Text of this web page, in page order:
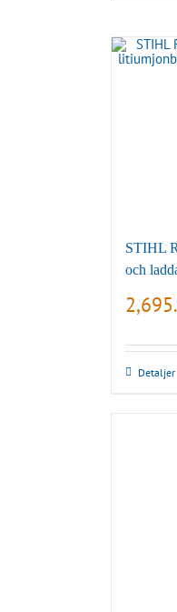
STIHL
och
Detaljer